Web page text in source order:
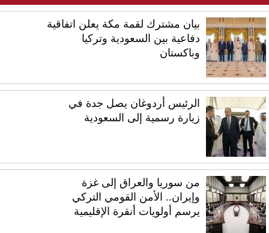
بيان مشترك لقمة مكة يعلن اتفاقية
دفاعية بين السعودية وتركيا
وباكستان
الرئيس أردوغان يصل جدة في
زيارة رسمية إلى السعودية
من سوريا والعراق إلى غزة
وإيران.. الأمن القومي التركي
يرسم أولويات أنقرة الإقليمية